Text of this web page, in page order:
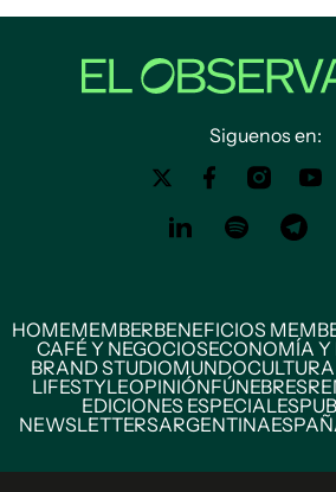
Siguenos en:
HOMEMEMBERBENEFICIOS
CAFÉ Y NEGOCIOSECONOMÍA Y
BRAND STUDIOMUNDO
LIFESTYLEOPINIÓNFÚNEBRES
EDICIONES ESPECIALES
NEWSLETTERSARGENTINA